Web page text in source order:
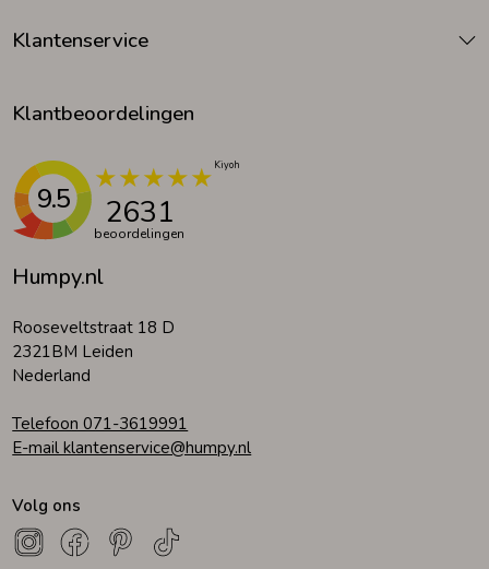
Humpy.nl
Rooseveltstraat 18 D
2321BM Leiden
Nederland
Telefoon 071-3619991
E-mail klantenservice@humpy.nl
Klantenservice
Klantbeoordelingen
9.5 2631
beoordelingen
Volg ons